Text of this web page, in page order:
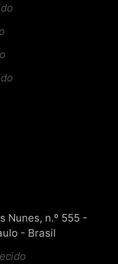
Nunes, n.º 555 -
- Brasil